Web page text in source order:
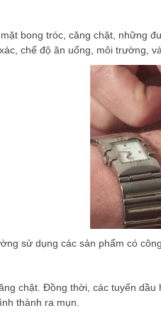
bong tróc, căng chặt, những
chế độ ăn uống, môi trường,
sử dụng các sản phẩm có
chặt. Đồng thời, các tuyến
thành ra mụn.